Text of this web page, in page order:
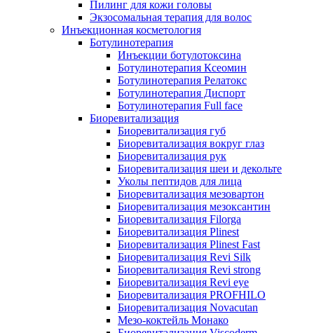
Пилинг для кожи головы
Экзосомальная терапия для волос
Инъекционная косметология
Ботулинотерапия
Инъекции ботулотоксина
Ботулинотерапия Ксеомин
Ботулинотерапия Релатокс
Ботулинотерапия Диспорт
Ботулинотерапия Full face
Биоревитализация
Биоревитализация губ
Биоревитализация вокруг глаз
Биоревитализация рук
Биоревитализация шеи и декольте
Уколы пептидов для лица
Биоревитализация мезовартон
Биоревитализация мезоксантин
Биоревитализация Filorga
Биоревитализация Plinest
Биоревитализация Plinest Fast
Биоревитализация Revi Silk
Биоревитализация Revi strong
Биоревитализация Revi eye
Биоревитализация PROFHILO
Биоревитализация Novacutan
Мезо-коктейль Монако